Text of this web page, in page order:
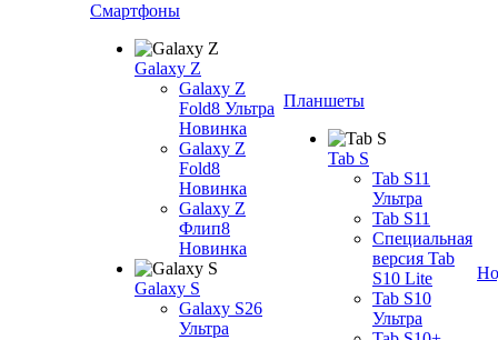
Смартфоны
Galaxy Z
Galaxy Z
Fold8 Ультра
Новинка
Galaxy Z
Fold8
Новинка
Galaxy Z
Флип8
Новинка
Galaxy S
Galaxy S26
Ультра
Планшеты
Tab S
Tab S11
Ультра
Tab S11
Специальная
версия Tab
S10 Lite
Tab S10
Ультра